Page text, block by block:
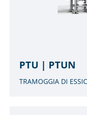
PTU | PTUN
TRAMOGGIA DI